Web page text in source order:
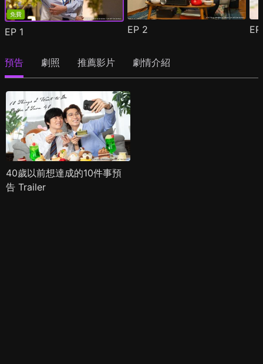
免費
EP 1 EP 2
預告 劇照 推薦影片 劇情介紹
40歲以前想達成的10件事預
告 Trailer